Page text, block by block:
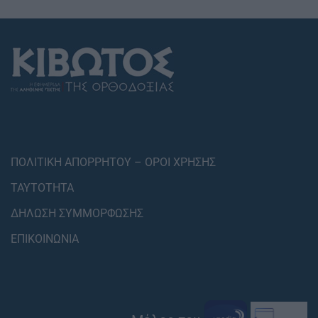
ΠΟΛΙΤΙΚΗ ΑΠΟΡΡΗΤΟΥ – ΟΡΟΙ ΧΡΗΣΗΣ
ΤΑΥΤΟΤΗΤΑ
ΔΗΛΩΣΗ ΣΥΜΜΟΡΦΩΣΗΣ
ΕΠΙΚΟΙΝΩΝΙΑ